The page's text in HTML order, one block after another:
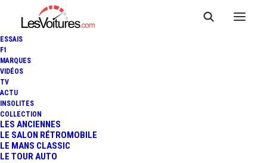
ESSAIS
F1
MARQUES
VIDÉOS
TV
ACTU
INSOLITES
COLLECTION
LES ANCIENNES
LE SALON RÉTROMOBILE
LE MANS CLASSIC
LE TOUR AUTO
GT TOUR LE MANS -
MAGAZINE F4